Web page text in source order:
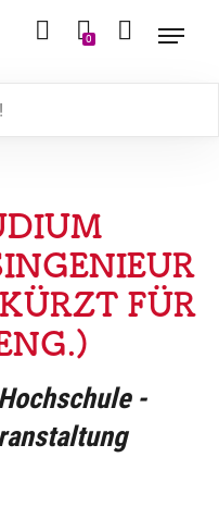
0
FÜR
-